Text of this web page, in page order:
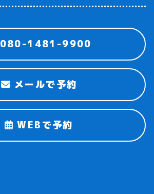
080-1481-9900
メールで予約
WEBで予約